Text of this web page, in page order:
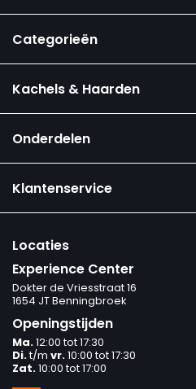
Categorieën
Kachels & Haarden
Onderdelen
Klantenservice
Locaties
Experience Center
Dokter de Vriesstraat 16
1654 JT Benningbroek
Openingstijden
Ma.12:00 tot 17:30
Di.t/m vr.10:00 tot 17:30
Zat.10:00 tot 17:00